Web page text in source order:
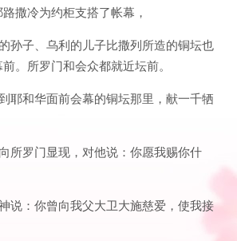
撒冷为约柜支搭了帐幕，
孙子、乌利的儿子比撒列所造的铜坛也
。所罗门和会众都就近坛前。
耶和华面前会幕的铜坛那里，献一千牺
所罗门显现，对他说：你愿我赐你什
说：你曾向我父大卫大施慈爱，使我接